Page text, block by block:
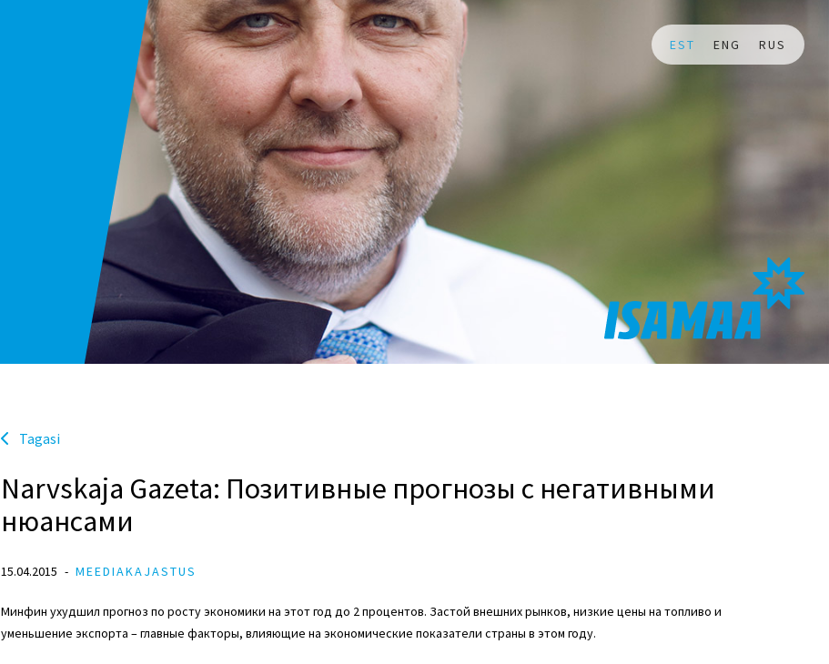
EST ENG RUS
Tagasi
Narvskaja Gazeta: Позитивные прогнозы с негативными
нюансами
15.04.2015 MEEDIAKAJASTUS
Минфин ухудшил прогноз по росту экономики на этот год до 2 процентов. Застой внешних рынков, низкие цены на топливо и
уменьшение экспорта – главные факторы, влияющие на экономические показатели страны в этом году.